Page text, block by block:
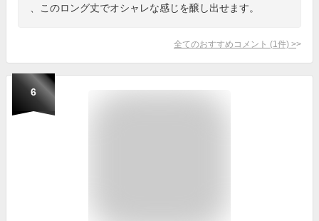
、このロング丈でオシャレな感じを醸し出せます。
全てのおすすめコメント (1 件) >
6